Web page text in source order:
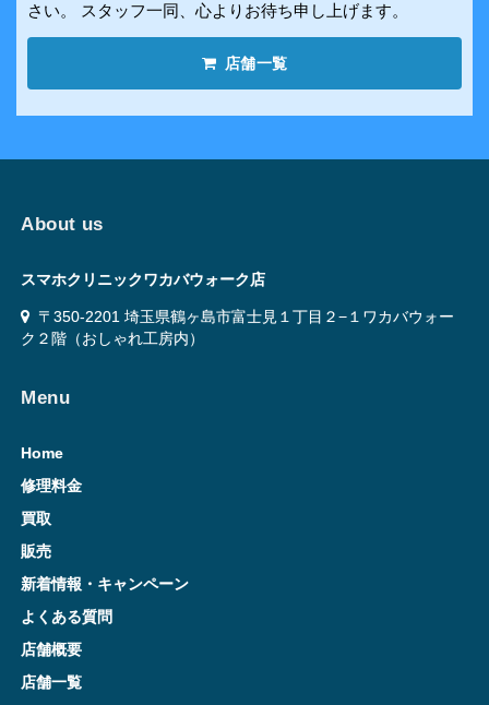
さい。 スタッフ一同、心よりお待ち申し上げます。
店舗一覧
About us
スマホクリニックワカバウォーク店
〒350-2201 埼玉県鶴ヶ島市富士見１丁目２−１ワカバウォー
ク２階（おしゃれ工房内）
Menu
Home
修理料金
買取
販売
新着情報・キャンペーン
よくある質問
店舗概要
店舗一覧